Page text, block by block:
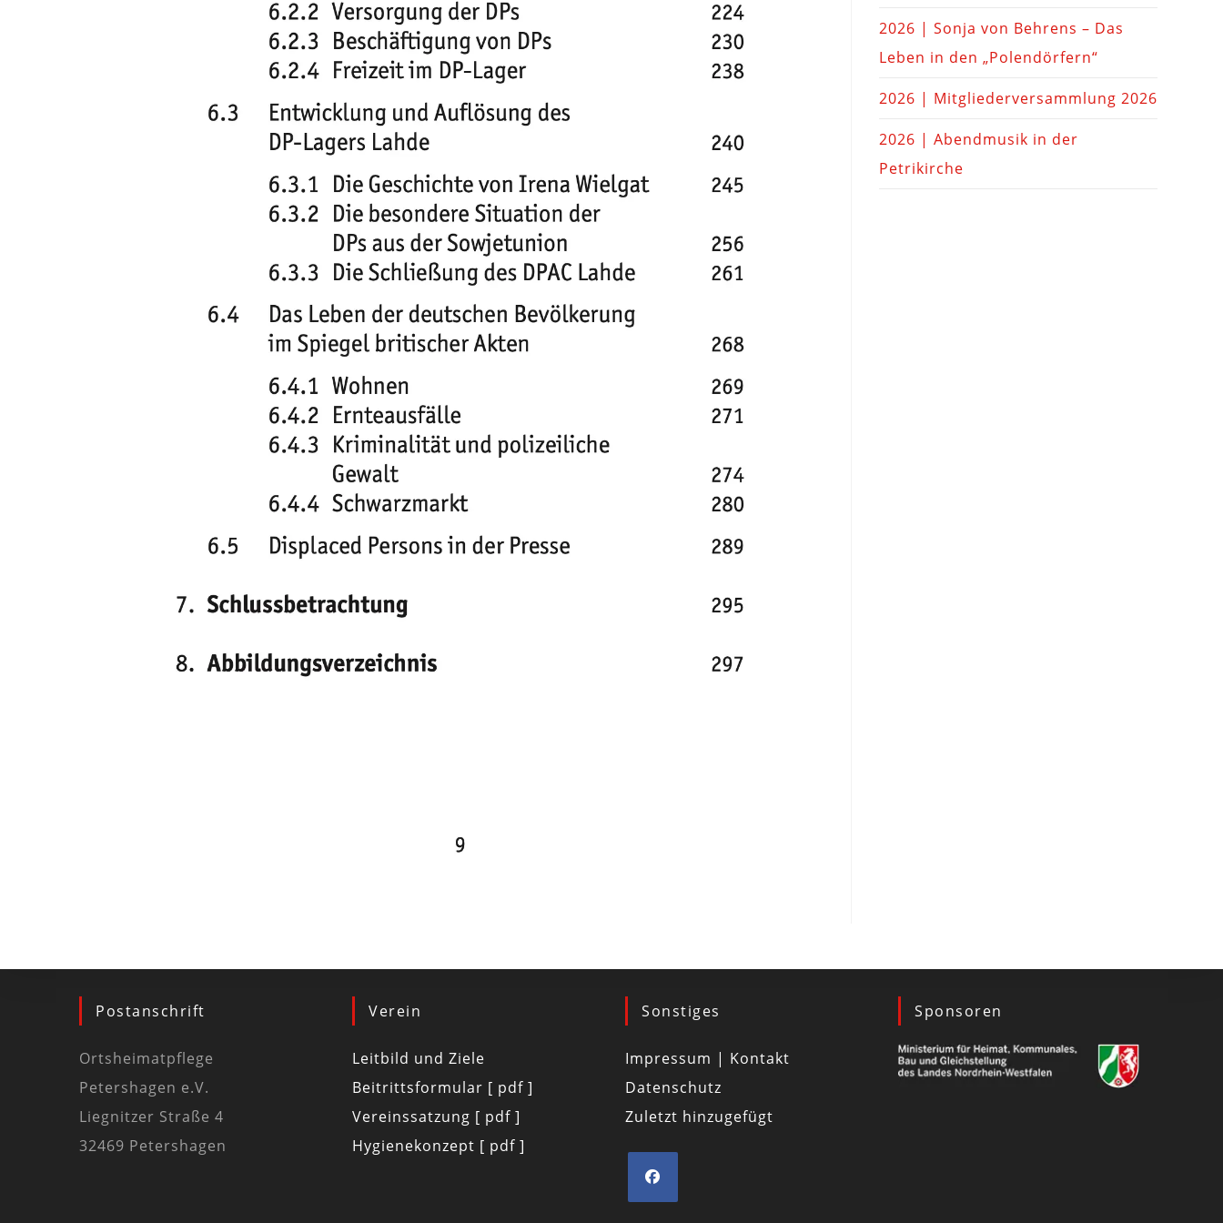
2026 | Sonja von Behrens – Das
Leben in den „Polendörfern“
2026 | Mitgliederversammlung 2026
2026 | Abendmusik in der
Petrikirche
Postanschrift
Ortsheimatpflege
Petershagen e.V.
Liegnitzer Straße 4
32469 Petershagen
Verein
Leitbild und Ziele
Beitrittsformular [ pdf ]
Vereinssatzung [ pdf ]
Hygienekonzept [ pdf ]
Sonstiges
Impressum | Kontakt
Datenschutz
Zuletzt hinzugefügt
Sponsoren